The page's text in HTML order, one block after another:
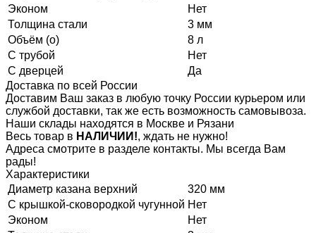
Эконом
Нет
Толщина стали
3 мм
Объём (о)
8 л
С трубой
Нет
С дверцей
Да
Доставка по всей России
Доставим Ваш заказ в любую точку России курьером или
службой доставки, так же есть возможность самовывоза.
Наши склады находятся в Москве и Рязани
Весь товар в НАЛИЧИИ!, ждать не нужно!
Адреса смотрите в разделе контакты. Мы всегда Вам
рады!
Характеристики
Диаметр казана верхний
320 мм
С крышкой-сковородкой чугунной Нет
Эконом
Нет